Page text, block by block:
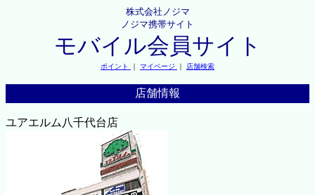
株式会社ノジマ
ノジマ携帯サイト
モバイル会員サイト
ポイント ｜ マイページ ｜ 店舗検索
店舗情報
ユアエルム八千代台店